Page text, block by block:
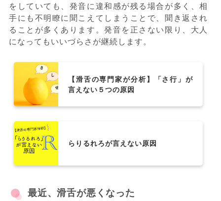
をしていても、発音に違和感が残る場合が多く、相
手にも不明瞭に聞こえてしまうことで、聞き返され
ることが多くあります。発音を正さない限り、大人
になってもいいづらさが継続します。
【滑舌の専門家が分析】「さ行」が
言えない５つの原因
らりるれろが言えない原因
最近、滑舌が悪くなった